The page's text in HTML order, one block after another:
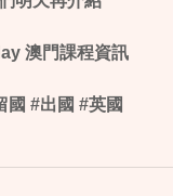
澳門課程資訊
國‬ ‪#‎出國‬ ‪#‎英國‬